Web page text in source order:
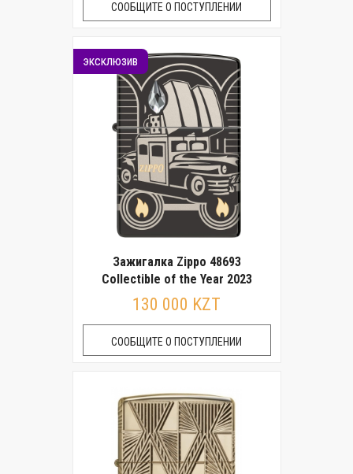
СООБЩИТЕ О ПОСТУПЛЕНИИ
эксклюзив
Зажигалка Zippo 48693
Collectible of the Year 2023
130 000 KZT
СООБЩИТЕ О ПОСТУПЛЕНИИ